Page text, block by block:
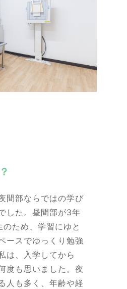
間部ならではの学び
した。昼間部が3年
ため、学習にゆと
ースでゆっくり勉強
は、入学してから
度も思いました。夜
人も多く、年齢や経